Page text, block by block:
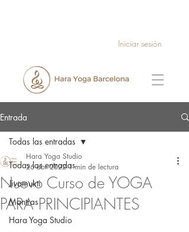
Iniciar sesión
Entrada
Todas las entradas
Jivamukti
Mantras
Hara Yoga Studio
Todas las entradas
Nuevo Curso de YOGA
PARA PRINCIPIANTES
Hara Yoga Studio
26 abr 2022 1 min de lectura